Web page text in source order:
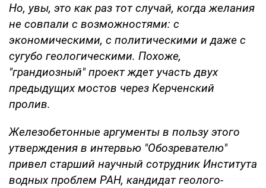
Но, увы, это как раз тот случай, когда желания
не совпали с возможностями: с
экономическими, с политическими и даже с
сугубо геологическими. Похоже,
"грандиозный" проект ждет участь двух
предыдущих мостов через Керченский
пролив.
Железобетонные аргументы в пользу этого
утверждения в интервью "Обозревателю"
привел старший научный сотрудник Института
водных проблем РАН, кандидат геолого-